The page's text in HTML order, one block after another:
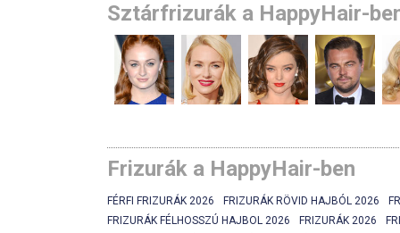
Sztárfrizurák a HappyHair-
Frizurák a HappyHair-ben
FÉRFI FRIZURÁK 2026 FRIZURÁK RÖVID HAJBÓL 2026
FRIZURÁK FÉLHOSSZÚ HAJBOL 2026
FRIZURÁK 2026